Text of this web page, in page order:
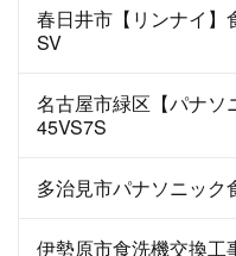
春日井市【リンナイ
SV
名古屋市緑区【パナソ
45VS7S
多治見市パナソニッ
伊勢原市食洗機交換工